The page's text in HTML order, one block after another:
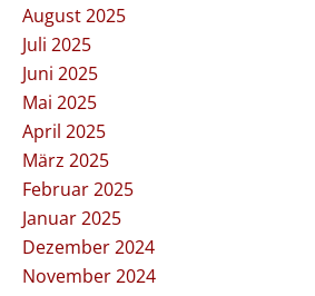
August 2025
Juli 2025
Juni 2025
Mai 2025
April 2025
März 2025
Februar 2025
Januar 2025
Dezember 2024
November 2024